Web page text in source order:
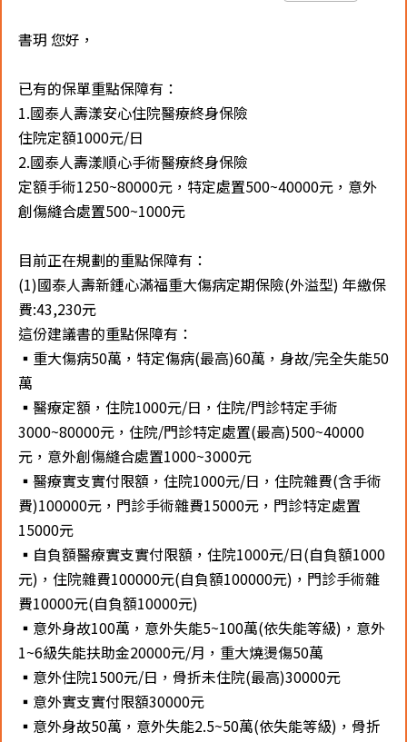
書玥 您好，
已有的保單重點保障有：
1.國泰人壽漾安心住院醫療終身保險
住院定額1000元/日
2.國泰人壽漾順心手術醫療終身保險
定額手術1250~80000元，特定處置500~40000元，意外
創傷縫合處置500~1000元
目前正在規劃的重點保障有：
(1)國泰人壽新鍾心滿福重大傷病定期保險(外溢型) 年繳保
費:43,230元
這份建議書的重點保障有：
▪️重大傷病50萬，特定傷病(最高)60萬，身故/完全失能50
萬
▪️醫療定額，住院1000元/日，住院/門診特定手術
3000~80000元，住院/門診特定處置(最高)500~40000
元，意外創傷縫合處置1000~3000元
▪️醫療實支實付限額，住院1000元/日，住院雜費(含手術
費)100000元，門診手術雜費15000元，門診特定處置
15000元
▪️自負額醫療實支實付限額，住院1000元/日(自負額1000
元)，住院雜費100000元(自負額100000元)，門診手術雜
費10000元(自負額10000元)
▪️意外身故100萬，意外失能5~100萬(依失能等級)，意外
1~6級失能扶助金20000元/月，重大燒燙傷50萬
▪️意外住院1500元/日，骨折未住院(最高)30000元
▪️意外實支實付限額30000元
▪️意外身故50萬，意外失能2.5~50萬(依失能等級)，骨折